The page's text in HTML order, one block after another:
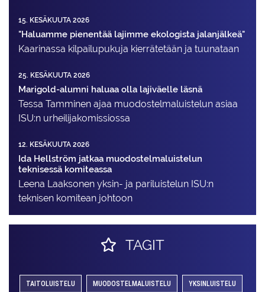
15. KESÄKUUTA 2026
"Haluamme pienentää lajimme ekologista jalanjälkeä"
Kaarinassa kilpailupukuja kierrätetään ja tuunataan
25. KESÄKUUTA 2026
Marigold-alumni haluaa olla lajiväelle läsnä
Tessa Tamminen ajaa muodostelma­luistelun asiaa
ISU:n urheilija­komissiossa
12. KESÄKUUTA 2026
Ida Hellström jatkaa muodostelmaluistelun
teknisessä komiteassa
Leena Laaksonen yksin- ja pariluistelun ISU:n
teknisen komitean johtoon
TAGIT
TAITOLUISTELU MUODOSTELMALUISTELU YKSINLUISTELU